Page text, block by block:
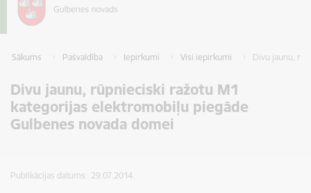
Sākums Pašvaldība Iepirkumi Visi iepirkumi Divu jaunu,
Divu jaunu, rūpnieciski ražotu M1
kategorijas elektromobiļu piegāde
Gulbenes novada domei
Publikācijas datums: 29.07.2014.